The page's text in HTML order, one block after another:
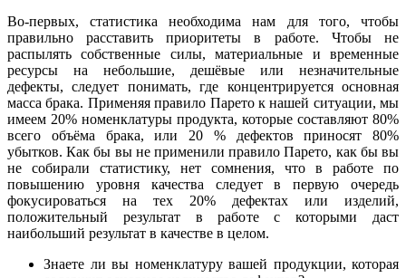
Во-первых, статистика необходима нам для того, чтобы
правильно расставить приоритеты в работе. Чтобы не
распылять собственные силы, материальные и временные
ресурсы на небольшие, дешёвые или незначительные
дефекты, следует понимать, где концентрируется основная
масса брака. Применяя правило Парето к нашей ситуации, мы
имеем 20% номенклатуры продукта, которые составляют 80%
всего объёма брака, или 20 % дефектов приносят 80%
убытков. Как бы вы не применили правило Парето, как бы вы
не собирали статистику, нет сомнения, что в работе по
повышению уровня качества следует в первую очередь
фокусироваться на тех 20% дефектах или изделий,
положительный результат в работе с которыми даст
наибольший результат в качестве в целом.
Знаете ли вы номенклатуру вашей продукции, которая